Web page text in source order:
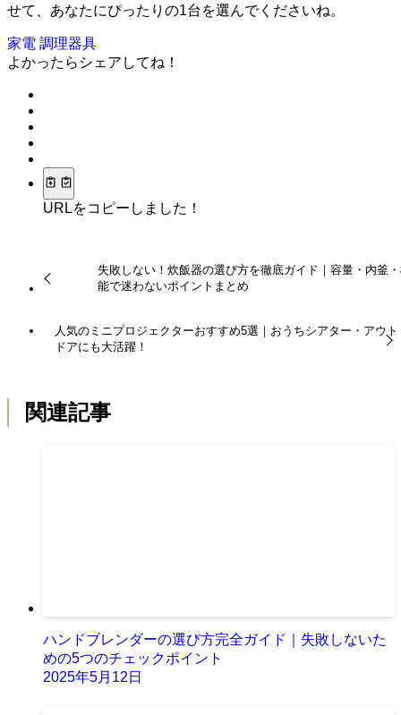
せて、あなたにぴったりの1台を選んでくださいね。
家電 調理器具
よかったらシェアしてね！
URLをコピーしました！
失敗しない！炊飯器の選び方を徹底ガイド｜容量・内釜
能で迷わないポイントまとめ
人気のミニプロジェクターおすすめ5選｜おうちシアター・アウト
ドアにも大活躍！
関連記事
ハンドブレンダーの選び方完全ガイド｜失敗しないた
めの5つのチェックポイント
2025年5月12日